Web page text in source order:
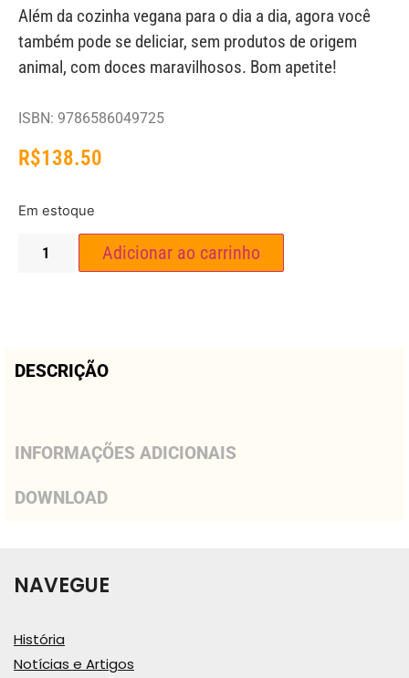
Além da cozinha vegana para o dia a dia, agora você
também pode se deliciar, sem produtos de origem
animal, com doces maravilhosos. Bom apetite!
ISBN: 9786586049725
R$138.50
Em estoque
Adicionar ao carrinho
DESCRIÇÃO
INFORMAÇÕES ADICIONAIS
DOWNLOAD
NAVEGUE
História
Notícias e Artigos